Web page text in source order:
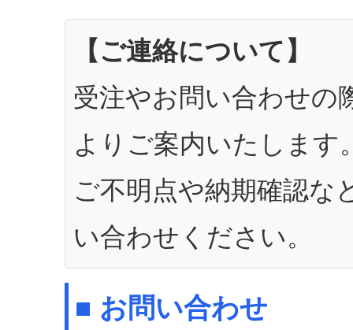
【ご連絡について】
受注やお問い合わせの
よりご案内いたします
ご不明点や納期確認な
い合わせください。
■ お問い合わせ